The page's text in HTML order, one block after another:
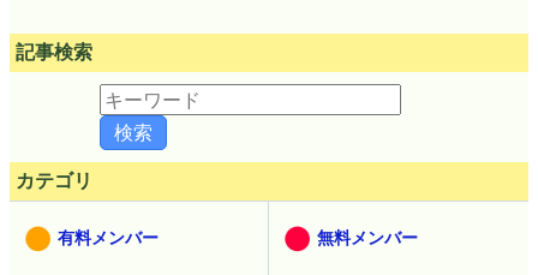
記事検索
カテゴリ
有料メンバー 無料メンバー